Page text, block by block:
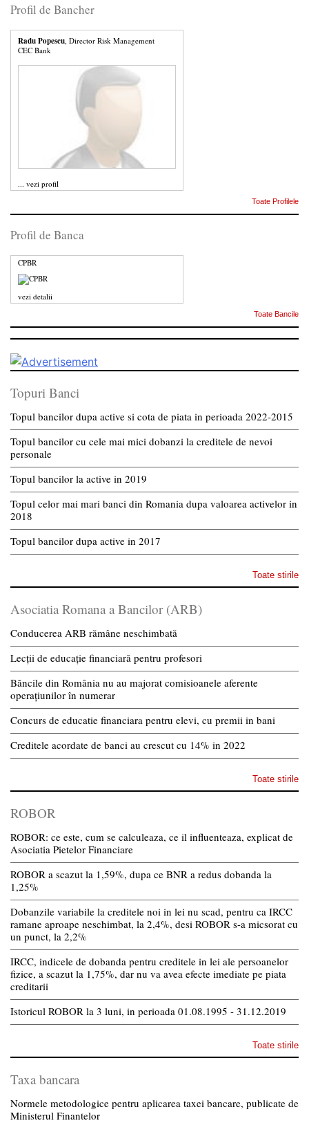
Profil de Bancher
Radu Popescu , Director Risk Management
CEC Bank
... vezi profil
Toate Profilele
Profil de Banca
CPBR
vezi detalii
Toate Bancile
Topuri Banci
Topul bancilor dupa active si cota de piata in perioada 2022-2015
Topul bancilor cu cele mai mici dobanzi la creditele de nevoi
personale
Topul bancilor la active in 2019
Topul celor mai mari banci din Romania dupa valoarea activelor in
2018
Topul bancilor dupa active in 2017
Toate stirile
Asociatia Romana a Bancilor (ARB)
Conducerea ARB rămâne neschimbată
Lecții de educație financiară pentru profesori
Băncile din România nu au majorat comisioanele aferente
operațiunilor în numerar
Concurs de educatie financiara pentru elevi, cu premii in bani
Creditele acordate de banci au crescut cu 14% in 2022
Toate stirile
ROBOR
ROBOR: ce este, cum se calculeaza, ce il influenteaza, explicat de
Asociatia Pietelor Financiare
ROBOR a scazut la 1,59%, dupa ce BNR a redus dobanda la
1,25%
Dobanzile variabile la creditele noi in lei nu scad, pentru ca IRCC
ramane aproape neschimbat, la 2,4%, desi ROBOR s-a micsorat cu
un punct, la 2,2%
IRCC, indicele de dobanda pentru creditele in lei ale persoanelor
fizice, a scazut la 1,75%, dar nu va avea efecte imediate pe piata
creditarii
Istoricul ROBOR la 3 luni, in perioada 01.08.1995 - 31.12.2019
Toate stirile
Taxa bancara
Normele metodologice pentru aplicarea taxei bancare, publicate de
Ministerul Finantelor